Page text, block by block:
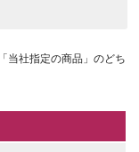
当社指定の商品」のどち